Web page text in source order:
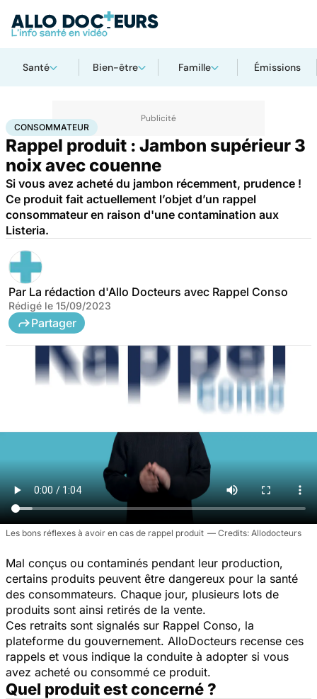
Santé Bien-être Famille Émissions
AccueilSantéConsommateur
CONSOMMATEUR
Rappel produit : Jambon supérieur 3
noix avec couenne
Si vous avez acheté du jambon récemment, prudence !
Ce produit fait actuellement l’objet d’un rappel
consommateur en raison d'une contamination aux
Listeria.
Par La rédaction d'Allo Docteurs avec Rappel Conso
Rédigé le 15/09/2023
Partager
Les bons réflexes à avoir en cas de rappel produit Allodocteurs
Mal conçus ou contaminés pendant leur production,
certains produits peuvent être dangereux pour la santé
des consommateurs. Chaque jour, plusieurs lots de
produits sont ainsi retirés de la vente.
Ces retraits sont signalés sur Rappel Conso, la
plateforme du gouvernement. AlloDocteurs recense ces
rappels et vous indique la conduite à adopter si vous
avez acheté ou consommé ce produit.
Quel produit est concerné ?